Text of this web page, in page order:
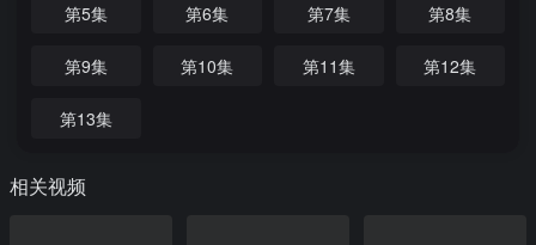
第5集 第6集 第7集 第8集
第9集 第10集 第11集 第12集
第13集
相关视频